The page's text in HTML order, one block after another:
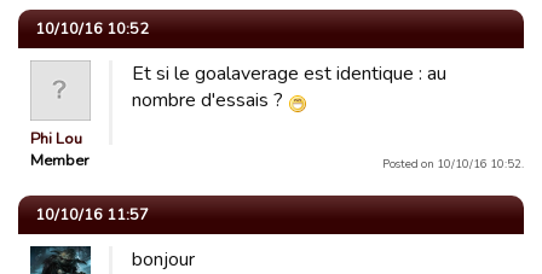
10/10/16 10:52
Phi Lou
Member
Et si le goalaverage est identique : au
nombre d'essais ?
Posted on 10/10/16 10:52.
10/10/16 11:57
bonjour